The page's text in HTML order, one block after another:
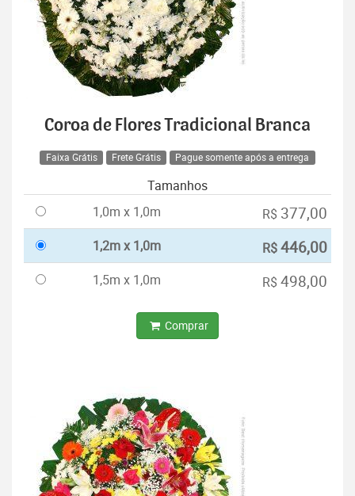
Coroa de Flores Tradicional Branca
Faixa Grátis Frete Grátis Pague somente após a entrega
Tamanhos
1,0m x 1,0m
R$ 377,00
1,2m x 1,0m R$446,00
1,5m x 1,0m R$ 498,00
Comprar